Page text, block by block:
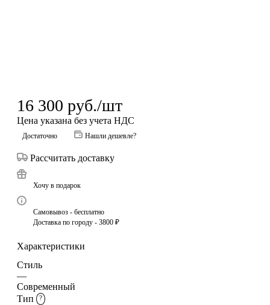
16 300 руб./шт
Цена указана без учета НДС
Достаточно Нашли дешевле?
Рассчитать доставку
Хочу в подарок
Самовывоз - бесплатно
Доставка по городу - 3800 ₽
Характеристики
Стиль
—
Современный
Тип
?